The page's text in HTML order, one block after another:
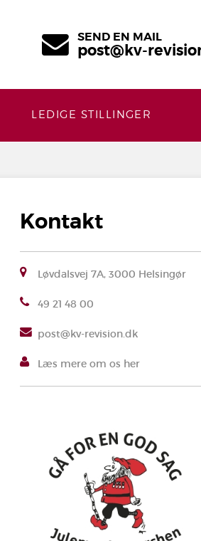
SEND EN MAIL
post@kv-
LEDIGE STILLINGER
Kontakt
Løvdalsvej 7A, 3000 Helsingør
49 21 48 00
post@kv-revision.dk
Læs mere om os her